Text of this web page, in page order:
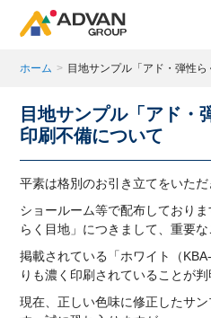
商品ページにある「お気に
商品がここに表示されます。
閉じ
ホーム > 目地サンプル「アド・弾性
目地サンプル「アド・
印刷不備について
平素は格別のお引き立てをいただ
ショールーム等で配布しており
らく目地」につきまして、重要な
掲載されている「ホワイト（
りも濃く印刷されていることが判
現在、正しい色味に修正したサ